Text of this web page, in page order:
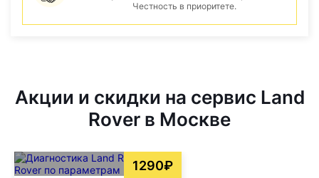
Честность в приоритете.
Акции и скидки на сервис Land
Rover в Москве
1290₽